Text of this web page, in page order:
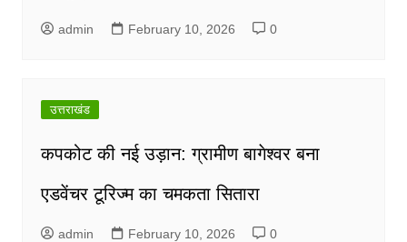
admin February 10, 2026 0
उत्तराखंड
कपकोट की नई उड़ान: ग्रामीण बागेश्वर बना
एडवेंचर टूरिज्म का चमकता सितारा
admin February 10, 2026 0